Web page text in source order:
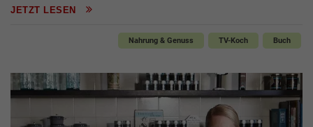
JETZT LESEN
Nahrung & Genuss TV-Koch Buch